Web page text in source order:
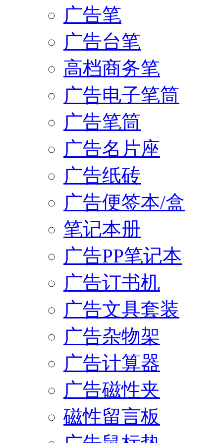
广告笔
广告台笔
高档商务笔
广告电子笔筒
广告笔筒
广告名片座
广告纸砖
广告便签本/盒
笔记本册
广告PP笔记本
广告订书机
广告文具套装
广告杂物架
广告计算器
广告磁性夹
磁性留言板